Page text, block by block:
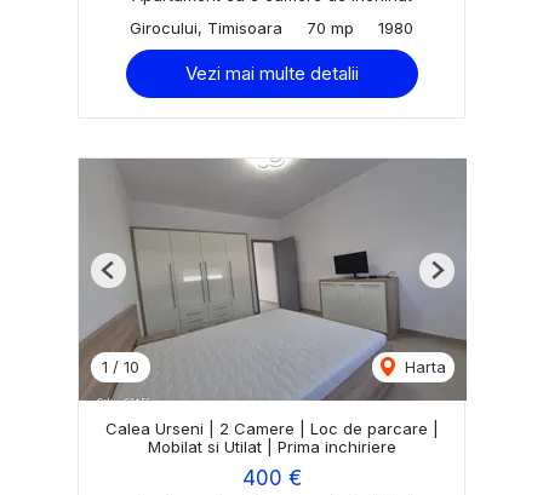
Girocului, Timisoara
70 mp 1980
Vezi mai multe detalii
1 / 10 Harta
Previous Next
Calea Urseni | 2 Camere | Loc de parcare |
Mobilat si Utilat | Prima inchiriere
400 €